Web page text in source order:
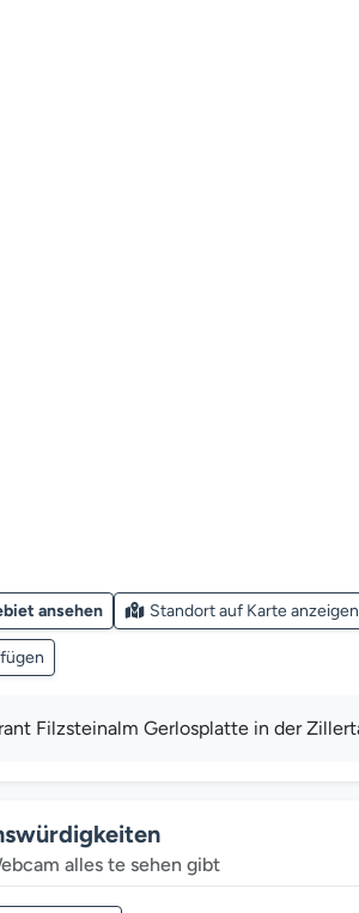
ansehen Standort auf Karte anzeigen
Filzsteinalm Gerlosplatte in der
alles te sehen gibt